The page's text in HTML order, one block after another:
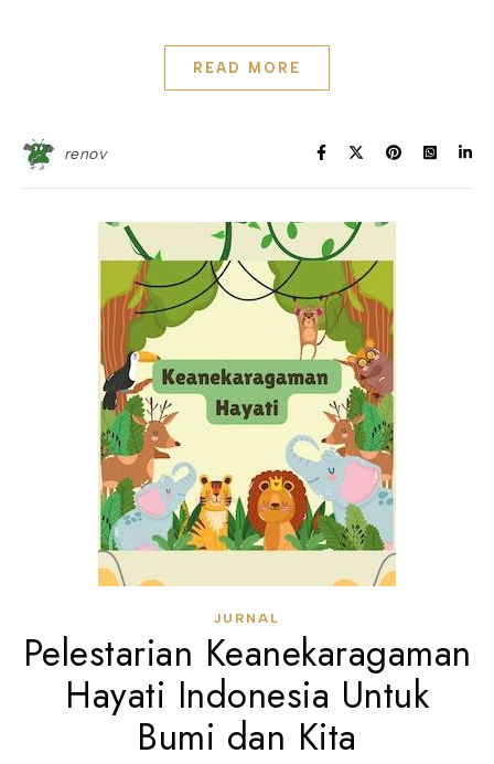
READ MORE
renov
JURNAL
Pelestarian Keanekaragaman
Hayati Indonesia Untuk
Bumi dan Kita